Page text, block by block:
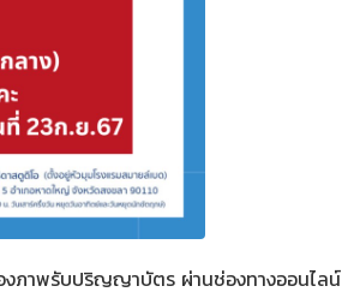
ภาพรับปริญญาบัตร ผ่านช่องทางออนไลน์